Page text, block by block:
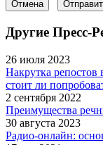
Отмена
Другие Пресс-
26 июля 2023
Накрутка репостов
стоит ли
2 сентября 2022
Преимущества
30 августа 2023
Радио-онлайн: